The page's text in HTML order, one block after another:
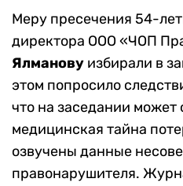
Меру пресечения 54-
директора ООО «ЧОП
Ялманову избирали в
этом попросило
что на заседании может
медицинская тайна
озвучены данные
правонарушителя.